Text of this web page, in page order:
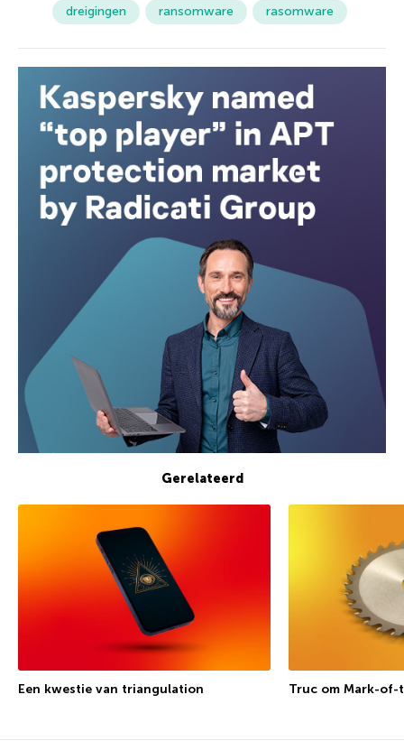
dreigingen ransomware rasomware
Gerelateerd
Een kwestie van triangulation Truc om Mark-of-